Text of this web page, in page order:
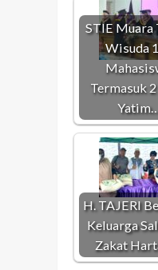
STIE Muara
Wisuda
Termasuk
Yatim…
H. TAJERI
Keluarga
Zakat